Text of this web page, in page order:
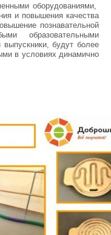
оборудованиями,
и повышения качества
познавательной
образовательными
будут более
в условиях динамично